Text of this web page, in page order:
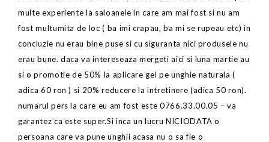
multe experiente la saloanele in care am mai fost si nu am
fost multumita de loc ( ba imi crapau, ba mi se rupeau etc) in
concluzie nu erau bine puse si cu siguranta nici produsele nu
erau bune. daca va intereseaza mergeti aici si luna martie au
si o promotie de 50% la aplicare gel pe unghie naturala (
adica 60 ron ) si 20% reducere la intretinere (adica 50 ron).
numarul pers la care eu am fost este 0766.33.00.05 – va
garantez ca este super.Si inca un lucru NICIODATA o
persoana care va pune unghii acasa nu o sa fie o